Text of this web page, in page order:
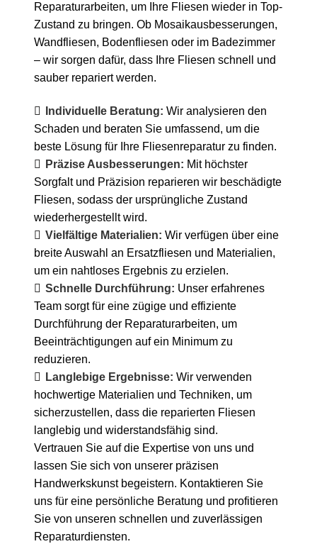
Reparaturarbeiten, um Ihre Fliesen wieder in Top-
Zustand zu bringen. Ob Mosaikausbesserungen,
Wandfliesen, Bodenfliesen oder im Badezimmer
– wir sorgen dafür, dass Ihre Fliesen schnell und
sauber repariert werden.
Individuelle Beratung: Wir analysieren den
Schaden und beraten Sie umfassend, um die
beste Lösung für Ihre Fliesenreparatur zu finden.
Präzise Ausbesserungen: Mit höchster
Sorgfalt und Präzision reparieren wir beschädigte
Fliesen, sodass der ursprüngliche Zustand
wiederhergestellt wird.
Vielfältige Materialien: Wir verfügen über eine
breite Auswahl an Ersatzfliesen und Materialien,
um ein nahtloses Ergebnis zu erzielen.
Schnelle Durchführung: Unser erfahrenes
Team sorgt für eine zügige und effiziente
Durchführung der Reparaturarbeiten, um
Beeinträchtigungen auf ein Minimum zu
reduzieren.
Langlebige Ergebnisse: Wir verwenden
hochwertige Materialien und Techniken, um
sicherzustellen, dass die reparierten Fliesen
langlebig und widerstandsfähig sind.
Vertrauen Sie auf die Expertise von uns und
lassen Sie sich von unserer präzisen
Handwerkskunst begeistern. Kontaktieren Sie
uns für eine persönliche Beratung und profitieren
Sie von unseren schnellen und zuverlässigen
Reparaturdiensten.